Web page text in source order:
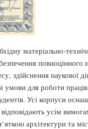
поведінки учасників
можна знімати, показувати
та громадських
тим, хто пережили
та їх родинам у
про наркотики. З’ясуй
матеріально-
повноцінного
здійснення наукової
умови для роботи
Усі корпуси
усім
архітектури та